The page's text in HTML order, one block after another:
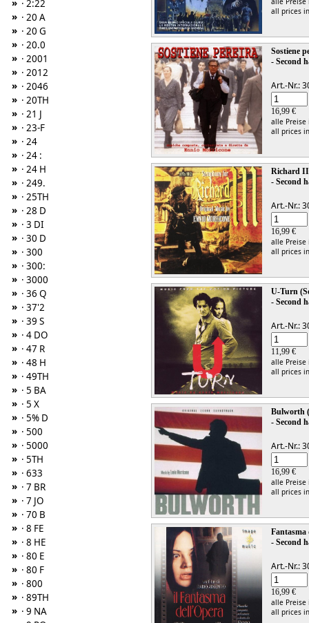
» · 2:22
» · 20 A
» · 20 G
» · 20.0
» · 2001
» · 2012
» · 2046
» · 20TH
» · 21 J
» · 23-F
» · 24
» · 24 :
» · 24 H
» · 249.
» · 25TH
» · 28 D
» · 3 DI
» · 30 D
» · 300
» · 300:
» · 3000
» · 36 Q
» · 37'2
» · 39 S
» · 4 DO
» · 47 R
» · 48 H
» · 49TH
» · 5 BA
» · 5 X
» · 5% D
» · 500
» · 5000
» · 5TH
» · 633
» · 7 BR
» · 7 JO
» · 70 B
» · 8 FE
» · 8 HE
» · 80 E
» · 80 F
» · 800
» · 89TH
» · 9 NA
all prices
Sostiene
- Second
Art.-Nr.:
16,99 €
alle
all prices
Richard
- Second
Art.-Nr.:
16,99 €
alle
all prices
U-Turn
- Second
Art.-Nr.:
11,99 €
alle
all prices
Bulworth
- Second
Art.-Nr.:
16,99 €
alle
all prices
Fantasma
- Second
Art.-Nr.:
16,99 €
alle
all prices